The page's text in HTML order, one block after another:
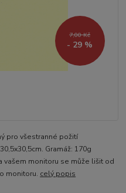
7,00 Kč
- 29 %
pro všestranné požití
Gramáž: 170g
vašem monitoru se může lišit od
monitoru. celý popis